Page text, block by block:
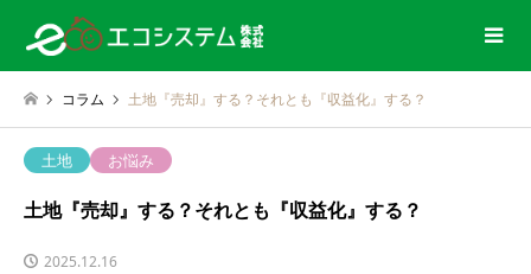
コラム 土地『売却』する？それとも『収益化』する？
土地 お悩み
土地『売却』する？それとも『収益化』する？
2025.12.16